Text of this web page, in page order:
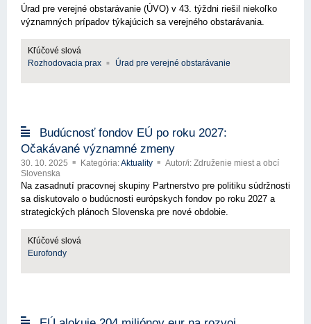
Úrad pre verejné obstarávanie (ÚVO) v 43. týždni riešil niekoľko
významných prípadov týkajúcich sa verejného obstarávania.
Kľúčové slová
Rozhodovacia prax
Úrad pre verejné obstarávanie
Budúcnosť fondov EÚ po roku 2027:
Očakávané významné zmeny
30. 10. 2025 Kategória:Aktuality
Autor/i: Združenie miest a obcí
Slovenska
Na zasadnutí pracovnej skupiny Partnerstvo pre politiku súdržnosti
sa diskutovalo o budúcnosti európskych fondov po roku 2027 a
strategických plánoch Slovenska pre nové obdobie.
Kľúčové slová
Eurofondy